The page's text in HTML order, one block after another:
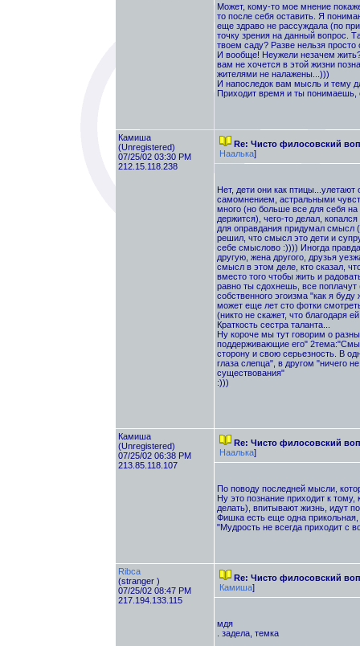
Может, кому-то мое мнение
то после себя оставить. Я
еще здраво не рассуждала (по
точку зрения на данный вопрос.
твоем саду? Разве нельзя
И вообще! Неужели незачем жить?
вам не хочется в этой жизни
жителями не налажены...)))
И напоследок вам мысль и тему
Приходит время и ты понимаешь,
Камиша
(Unregistered)
07/25/02 03:30 PM
212.15.118.238
Re: Чисто филосовский
Наалька]
Нет, дети они как
самомнением, астральными
много (но больше все для себя
держится), чего-то делал,
для оправдания придумал смысл
решил, что смысл это дети и
себе смыслово :)))) Иногда правда
другую, жена другого, друзья
смысл в этом деле, кто сказал,
вместо того чтобы жить и
равно ты сдохнешь, все поплачут
собственного эгоизма "как я
может еще лет сто фотки
(никто не скажет, что благодаря
Краткость сестра таланта...
Ну короче мы тут говорим о
поддерживающие его"
сторону и свою серьезность. В
глаза слепца", в другом "ничего
существования"
:)))
Камиша
(Unregistered)
07/25/02 06:38 PM
213.85.118.107
Re: Чисто филосовский
Наалька]
По поводу последней мысли,
Ну это познание приходит к
делать), впитывают жизнь, идут
Фишка есть еще одна
"Мудрость не всегда приходит с
Ribca
(stranger )
07/25/02 08:47 PM
217.194.133.115
Re: Чисто филосовский
Камиша]
мдя
. задела, темка